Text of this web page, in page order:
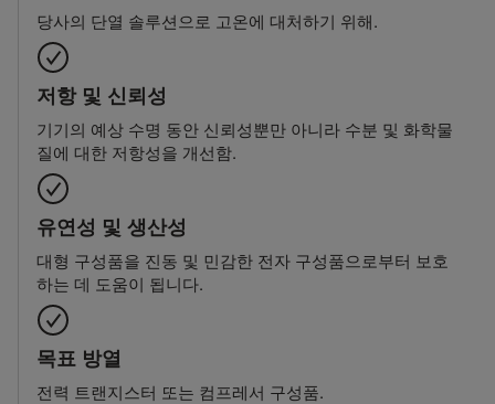
당사의 단열 솔루션으로 고온에 대처하기 위해.
저항 및 신뢰성
기기의 예상 수명 동안 신뢰성뿐만 아니라 수분 및 화학물
질에 대한 저항성을 개선함.
유연성 및 생산성
대형 구성품을 진동 및 민감한 전자 구성품으로부터 보호
하는 데 도움이 됩니다.
목표 방열
전력 트랜지스터 또는 컴프레서 구성품.